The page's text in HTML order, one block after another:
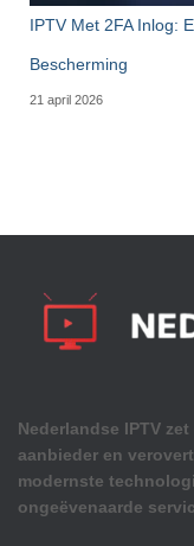
IPTV Met 2FA Inlog:
Bescherming
21 april 2026
Nederlandse IPTV
aanbieder en
modernste
ongeëvenaarde